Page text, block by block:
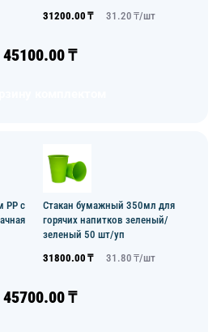
31200.00 ₸ 31.20 ₸/шт
45100.00₸
PP с
Стакан бумажный 350мл для
горячих напитков зеленый/
зеленый 50 шт/уп
31800.00 ₸ 31.80 ₸/шт
45700.00₸